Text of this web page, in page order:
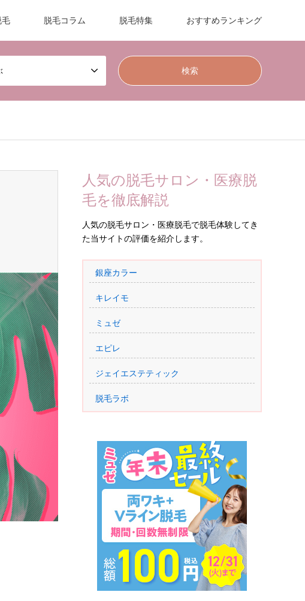
毛 脱毛コラム 脱毛特集 おすすめランキング
人気の脱毛サロン・医療脱
毛を徹底解説
人気の脱毛サロン・医療脱毛で脱毛体験してき
た当サイトの評価を紹介します。
銀座カラー
キレイモ
ミュゼ
エピレ
ジェイエステティック
脱毛ラボ